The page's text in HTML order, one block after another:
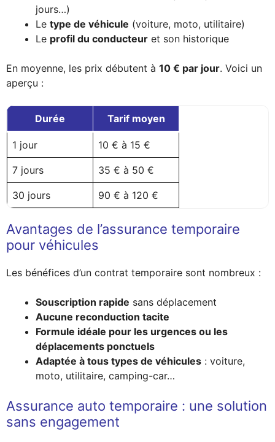
jours…)
Le type de véhicule (voiture, moto, utilitaire)
Le profil du conducteur et son historique
En moyenne, les prix débutent à 10 € par jour. Voici un
aperçu :
Durée Tarif moyen
1 jour 10 € à 15 €
7 jours 35 € à 50 €
30 jours 90 € à 120 €
Avantages de l’assurance temporaire
pour véhicules
Les bénéfices d’un contrat temporaire sont nombreux :
Souscription rapide sans déplacement
Aucune reconduction tacite
Formule idéale pour les urgences ou les
déplacements ponctuels
Adaptée à tous types de véhicules : voiture,
moto, utilitaire, camping-car…
Assurance auto temporaire : une solution
sans engagement